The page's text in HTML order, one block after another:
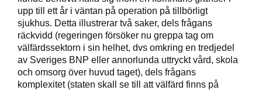
upp till ett år i väntan på operation på tillbörligt
sjukhus. Detta illustrerar två saker, dels frågans
räckvidd (regeringen försöker nu greppa tag om
välfärdssektorn i sin helhet, dvs omkring en tredjedel
av Sveriges BNP eller annorlunda uttryckt vård, skola
och omsorg över huvud taget), dels frågans
komplexitet (staten skall se till att välfärd finns på